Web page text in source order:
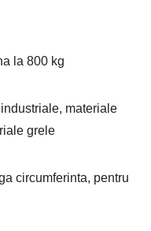
la 800 kg
materiale
grele
circumferinta, pentru